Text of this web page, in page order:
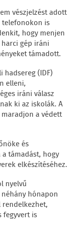
vészjelzést adott
telefonokon is
hogy menjen
gép iráni
támadott.
hadsereg (IDF)
elleni,
iráni válasz
ki az iskolák. A
a védett
és
támadást, hogy
elkészítéséhez.
nyelvű
hónapon
fegyvert is